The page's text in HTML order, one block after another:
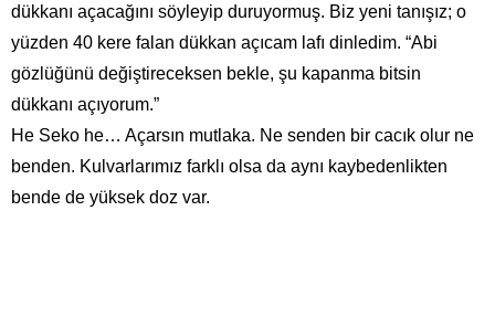
dükkanı açacağını söyleyip duruyormuş. Biz yeni tanışız; o
yüzden 40 kere falan dükkan açıcam lafı dinledim. “Abi
gözlüğünü değiştireceksen bekle, şu kapanma bitsin
dükkanı açıyorum.”
He Seko he… Açarsın mutlaka. Ne senden bir cacık olur ne
benden. Kulvarlarımız farklı olsa da aynı kaybedenlikten
bende de yüksek doz var.